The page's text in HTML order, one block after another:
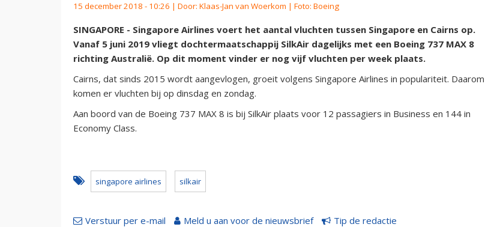
15 december 2018 - 10:26 | Door: Klaas-Jan van Woerkom | Foto: Boeing
SINGAPORE - Singapore Airlines voert het aantal vluchten tussen Singapore en Cairns op.
Vanaf 5 juni 2019 vliegt dochtermaatschappij SilkAir dagelijks met een Boeing 737 MAX 8
richting Australië. Op dit moment vinder er nog vijf vluchten per week plaats.
Cairns, dat sinds 2015 wordt aangevlogen, groeit volgens Singapore Airlines in populariteit. Daarom
komen er vluchten bij op dinsdag en zondag.
Aan boord van de Boeing 737 MAX 8 is bij SilkAir plaats voor 12 passagiers in Business en 144 in
Economy Class.
singapore airlines silkair
Verstuur per e-mail Meld u aan voor de nieuwsbrief Tip de redactie